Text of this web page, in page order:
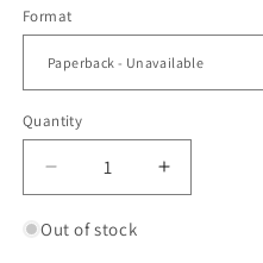
Format
Quantity
Decrease
quantity
for
Increase
quantity
Out of stock